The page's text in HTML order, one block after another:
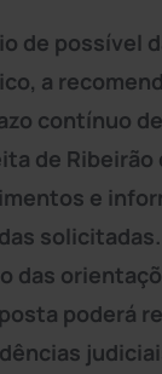
de possível
a
contínuo
de Ribeirão
e
das
poderá